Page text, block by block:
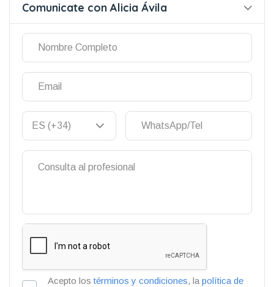
Comunicate con Alicia Ávila
Acepto lostérminos y condiciones, la política de